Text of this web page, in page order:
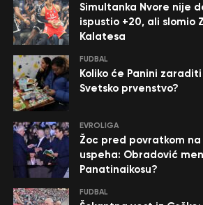
Simultanka Nvore nije
ispustio +20, ali slomio
Kalatesa
FUDBAL
Koliko će Panini
Svetsko prvenstvo?
EVROLIGA
Žoc pred povratkom
uspeha: Obradović
Panatinaikosu?
FUDBAL